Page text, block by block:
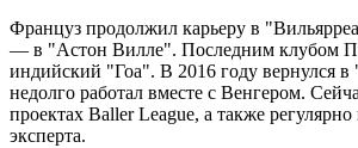
Француз продолжил карьеру в
— в "Астон Вилле". Последним клубом
индийский "Гоа". В 2016 году вернулся
недолго работал вместе с Венгером.
проектах Baller League, а также
эксперта.